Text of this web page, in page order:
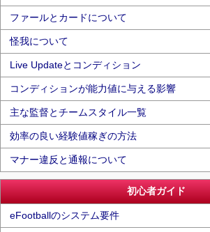
ファールとカードについて
怪我について
Live Updateとコンディション
コンディションが能力値に与える影響
主な監督とチームスタイル一覧
効率の良い経験値稼ぎの方法
マナー違反と通報について
初心者ガイド
eFootballのシステム要件